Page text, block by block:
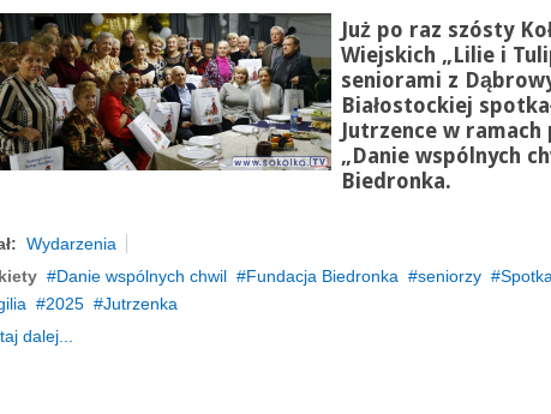
Już po raz szósty
Wiejskich „Lilie i
seniorami z
Białostockiej
Jutrzence w
„Danie wspólnych
Biedronka.
Wydarzenia
Danie wspólnych chwil Fundacja Biedronka seniorzy
2025
Jutrzenka
dalej...